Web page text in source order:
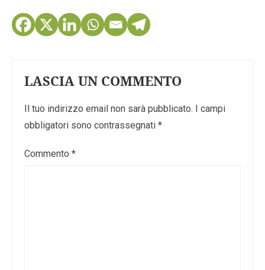
LASCIA UN COMMENTO
Il tuo indirizzo email non sarà pubblicato.
I campi
obbligatori sono contrassegnati *
Commento *